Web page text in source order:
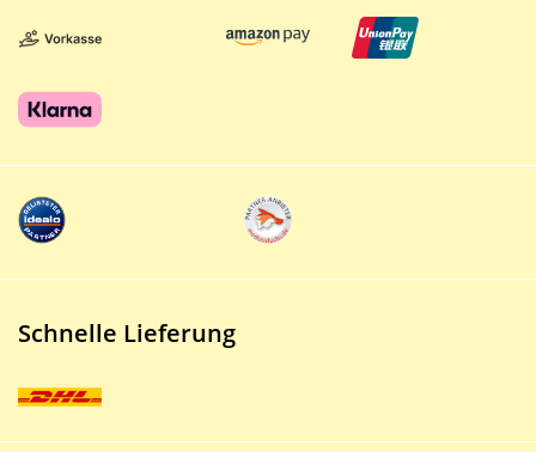
Schnelle Lieferung